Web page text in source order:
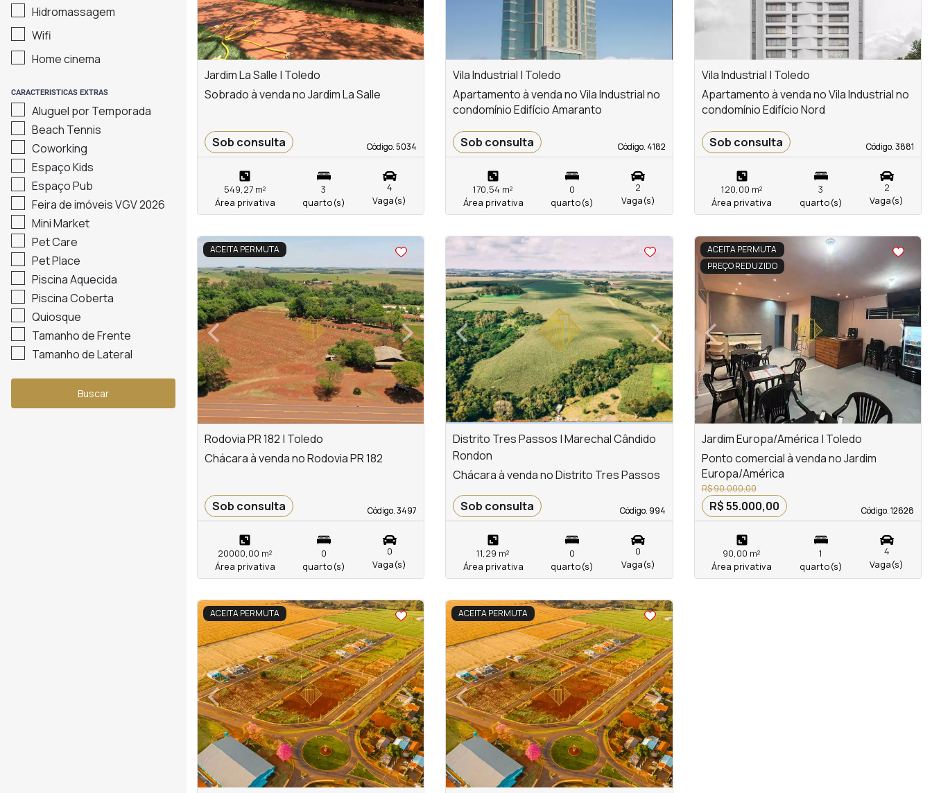
Hidromassagem
Wifi
Home cinema
CARACTERISTICAS EXTRAS
Aluguel por Temporada
Beach Tennis
Coworking
Espaço Kids
Espaço Pub
Feira de imóveis VGV 2026
Mini Market
Pet Care
Pet Place
Piscina Aquecida
Piscina Coberta
Quiosque
Tamanho de Frente
Tamanho de Lateral
Buscar
Jardim La Salle | Toledo
Código. 5034
Código. 5034
Sobrado à venda no Jardim La Salle
Sob consulta
549,27 m²
Área privativa
3
quarto(s)
4
Vaga(s)
Vila Industrial | Toledo
Código. 4182
Código. 4182
Apartamento à venda no Vila Industrial no
condomínio Edifício Amaranto
Sob consulta
170,54 m²
Área privativa
0
quarto(s)
2
Vaga(s)
Vila Industrial | Toledo
Código. 3881
Código. 3881
Apartamento à venda no Vila Industrial no
condomínio Edifício Nord
Sob consulta
120,00 m²
Área privativa
3
quarto(s)
2
Vaga(s)
ACEITA PERMUTA
<
‹Previous ›
Next
Rodovia PR 182 | Toledo
Código. 3497
Código. 3497
Chácara à venda no Rodovia PR 182
Sob consulta
20000,00 m²
Área privativa
0
quarto(s)
0
Vaga(s)
<
‹Previous ›
Next
Distrito Tres Passos | Marechal Cândido
Rondon
Código. 994
Código. 994
Chácara à venda no Distrito Tres Passos
Sob consulta
11,29 m²
Área privativa
0
quarto(s)
0
Vaga(s)
ACEITA PERMUTA
PREÇO REDUZIDO
<<<<
‹Previous ›
Next
Jardim Europa/América | Toledo
Código. 12628
Código. 12628
Ponto comercial à venda no Jardim
Europa/América
R$ 90.000,00
R$ 55.000,00
90,00 m²
Área privativa
1
quarto(s)
4
Vaga(s)
ACEITA PERMUTA
<<<<
‹Previous ›
Next
ACEITA PERMUTA
<<<<
‹Previous ›
Next